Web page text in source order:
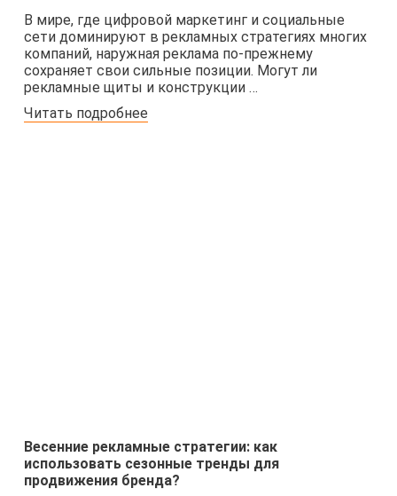
В мире, где цифровой маркетинг и социальные
сети доминируют в рекламных стратегиях многих
компаний, наружная реклама по-прежнему
сохраняет свои сильные позиции. Могут ли
рекламные щиты и конструкции …
Читать подробнее
Весенние рекламные стратегии: как
использовать сезонные тренды для
продвижения бренда?